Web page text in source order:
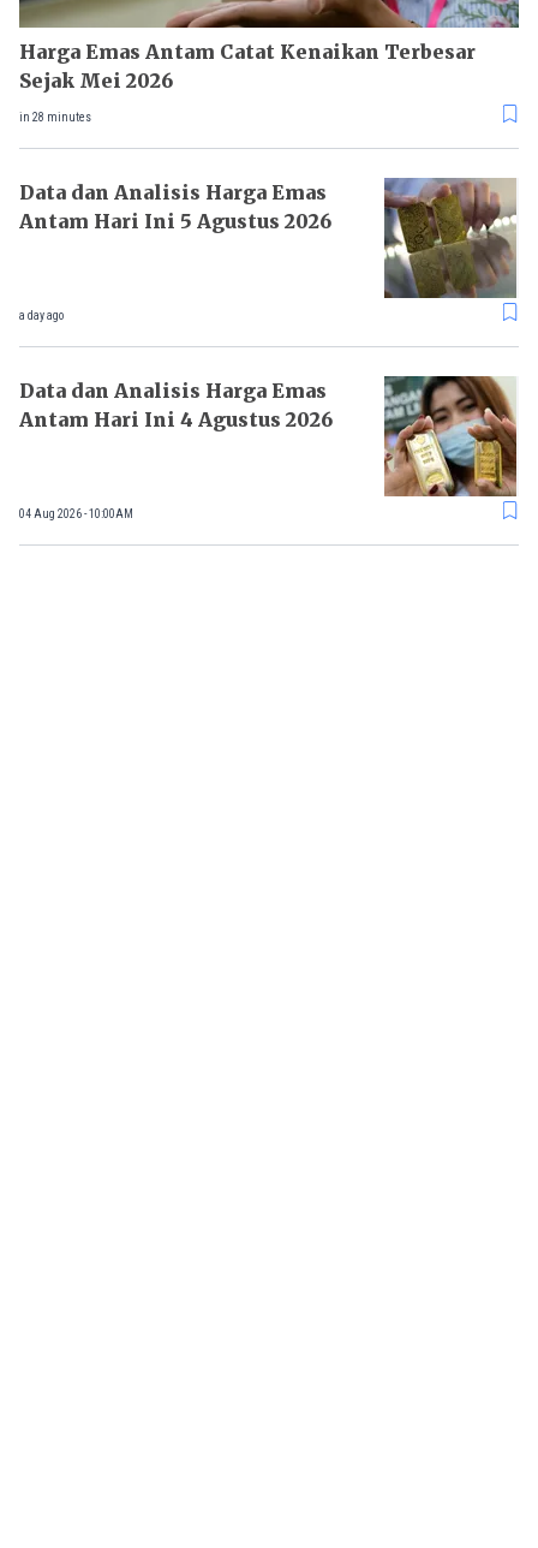
Harga Emas Antam Catat Kenaikan Terbesar
Sejak Mei 2026
in 28 minutes
Data dan Analisis Harga Emas
Antam Hari Ini 5 Agustus 2026
a day ago
Data dan Analisis Harga Emas
Antam Hari Ini 4 Agustus 2026
04 Aug 2026 - 10:00AM